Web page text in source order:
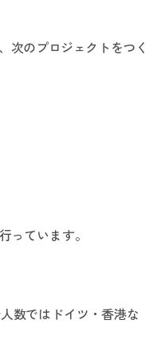
次のプロジェクトをつく
っています。
数ではドイツ・香港な